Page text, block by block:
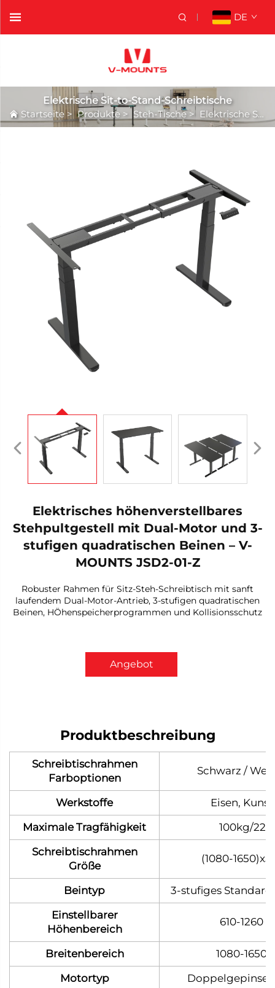
DE
Elektrische Sit-to-Stand-Schreibtische
Startseite >Produkte > Steh-Tische> Elektrische Sit-to-Stand-Schreibtische
Elektrisches höhenverstellbares
Stehpultgestell mit Dual-Motor und 3-
stufigen quadratischen Beinen – V-
MOUNTS JSD2-01-Z
Robuster Rahmen für Sitz-Steh-Schreibtisch mit sanft
laufendem Dual-Motor-Antrieb, 3-stufigen quadratischen
Beinen, HÖhenspeicherprogrammen und Kollisionsschutz
Angebot
Produktbeschreibung
Schreibtischrahmen
Farboptionen
Schwarz /
Werkstoffe
Eisen,
Maximale Tragfähigkeit
100kg/
Schreibtischrahmen
Größe
(1080-
Beintyp
3-stufiges
Einstellbarer
Höhenbereich
610-1260
Breitenbereich
1080-1650
Motortyp